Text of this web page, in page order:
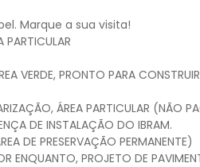
Marque a sua visita!
PARTICULAR
VERDE, PRONTO PARA
ÁREA PARTICULAR (NÃO
DE INSTALAÇÃO DO IBRAM.
DE PRESERVAÇÃO PERMANENTE)
ENQUANTO, PROJETO DE